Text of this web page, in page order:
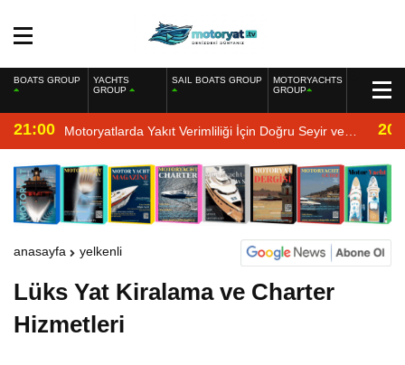
BOATS GROUP
YACHTS
GROUP
SAIL BOATS GROUP
MOTORYACHTS
GROUP
21:00 Motoryatlarda Yakıt Verimliliği İçin Doğru Seyir ve
Motor Bakımı
anasayfa yelkenli
Lüks Yat Kiralama ve Charter
Hizmetleri